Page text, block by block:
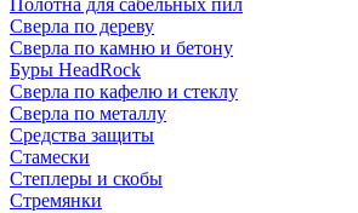
Полотна для сабельных пил
Сверла по дереву
Сверла по камню и бетону
Буры HeadRock
Сверла по кафелю и стеклу
Сверла по металлу
Средства защиты
Стамески
Степлеры и скобы
Стремянки